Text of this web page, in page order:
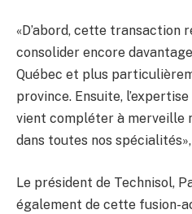
«D’abord, cette transaction
consolider encore
Québec et plus
province. Ensuite,
vient compléter à merveille
dans toutes nos
Le président de Technisol,
également de cette fusion-